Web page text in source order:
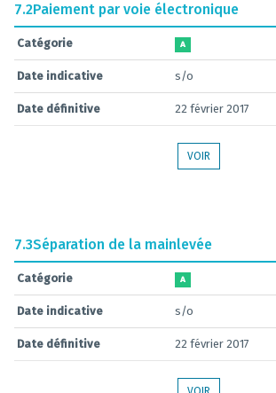
7.2Paiement par voie électronique
Catégorie A
Date indicative s/o
Date définitive 22 février 2017
VOIR
7.3Séparation de la mainlevée
Catégorie A
Date indicative s/o
Date définitive 22 février 2017